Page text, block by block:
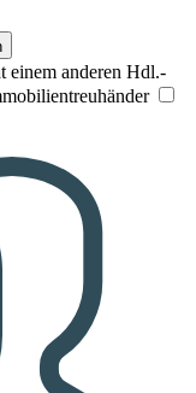
einem anderen Hdl.-